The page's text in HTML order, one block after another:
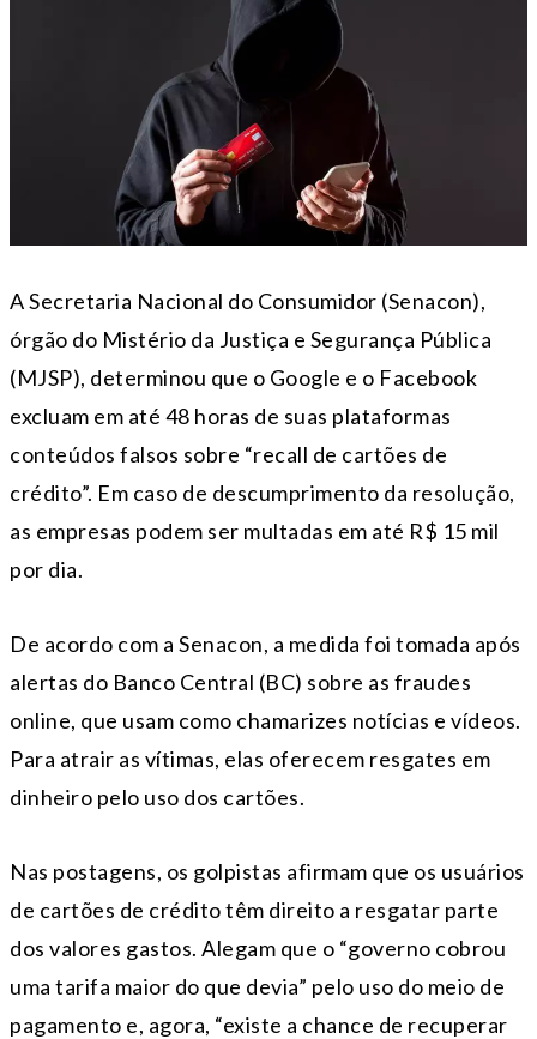
A Secretaria Nacional do Consumidor (Senacon),
órgão do Mistério da Justiça e Segurança Pública
(MJSP), determinou que o Google e o Facebook
excluam em até 48 horas de suas plataformas
conteúdos falsos sobre “recall de cartões de
crédito”. Em caso de descumprimento da resolução,
as empresas podem ser multadas em até R$ 15 mil
por dia.
De acordo com a Senacon, a medida foi tomada após
alertas do Banco Central (BC) sobre as fraudes
online, que usam como chamarizes notícias e vídeos.
Para atrair as vítimas, elas oferecem resgates em
dinheiro pelo uso dos cartões.
Nas postagens, os golpistas afirmam que os usuários
de cartões de crédito têm direito a resgatar parte
dos valores gastos. Alegam que o “governo cobrou
uma tarifa maior do que devia” pelo uso do meio de
pagamento e, agora, “existe a chance de recuperar